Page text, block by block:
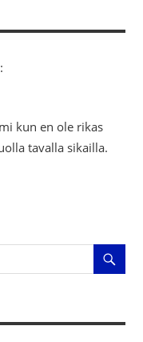
kun en ole rikas
tavalla sikailla.